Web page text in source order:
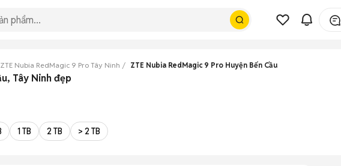
ZTE Nubia RedMagic 9 Pro Tây Ninh ZTE Nubia RedMagic 9 Pro Huyện Bến Cầu
Tây Ninh đẹp
1 TB 2 TB > 2 TB